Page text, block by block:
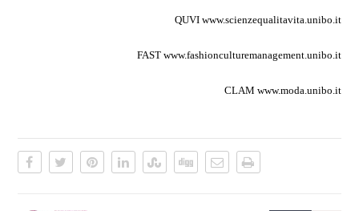
QUVI www.scienzequalitavita.unibo.it
FAST www.fashionculturemanagement.unibo.it
CLAM www.moda.unibo.it